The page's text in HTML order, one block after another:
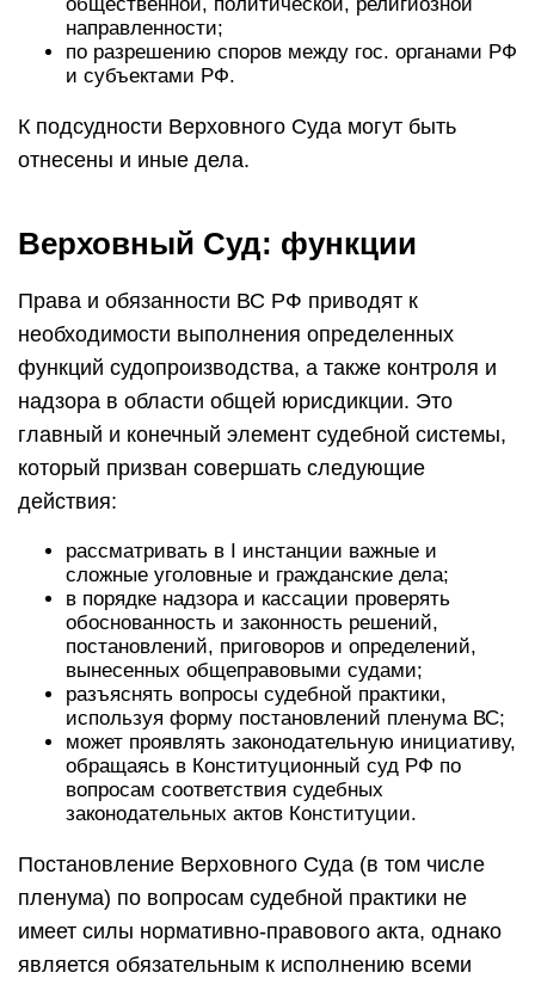
направленности;
по разрешению споров между гос. органами РФ
и субъектами РФ.
К подсудности Верховного Суда могут быть
отнесены и иные дела.
Верховный Суд: функции
Права и обязанности ВС РФ приводят к
необходимости выполнения определенных
функций судопроизводства, а также контроля и
надзора в области общей юрисдикции. Это
главный и конечный элемент судебной системы,
который призван совершать следующие
действия:
рассматривать в I инстанции важные и
сложные уголовные и гражданские дела;
в порядке надзора и кассации проверять
обоснованность и законность решений,
постановлений, приговоров и определений,
вынесенных общеправовыми судами;
разъяснять вопросы судебной практики,
используя форму постановлений пленума ВС;
может проявлять законодательную инициативу,
обращаясь в Конституционный суд РФ по
вопросам соответствия судебных
законодательных актов Конституции.
Постановление Верховного Суда (в том числе
пленума) по вопросам судебной практики не
имеет силы нормативно-правового акта, однако
является обязательным к исполнению всеми